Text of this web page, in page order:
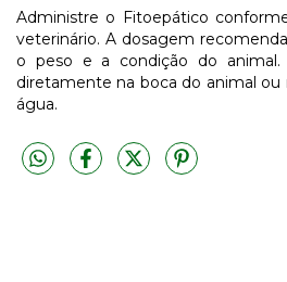
Administre o Fitoepático
veterinário. A dosagem
o peso e a condição do animal.
diretamente na boca do animal
água.